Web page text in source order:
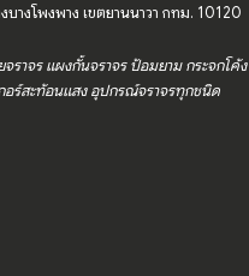
างโพงพาง เขตยานนาวา กทม. 10120
ราจร แผงกั้นจราจร ป้อมยาม กระจกโค้ง
อร์สะท้อนแสง อุปกรณ์จราจรทุกชนิด